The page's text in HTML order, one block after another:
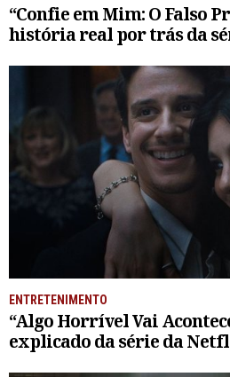
“Confie em Mim: O Falso
história real por trás da
ENTRETENIMENTO
“Algo Horrível Vai
explicado da série da